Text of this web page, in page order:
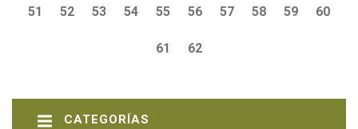
51 52 53 54 55 56 57 58 59 60
61 62
CATEGORÍAS